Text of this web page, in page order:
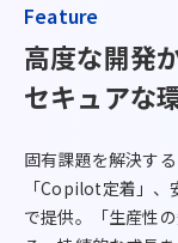
Feature
高度な開発
セキュアな
固有課題を解決す
「Copilot定着」
で提供。「生産性